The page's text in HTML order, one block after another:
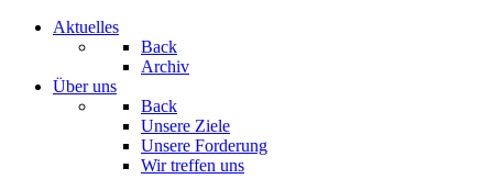
Aktuelles
Back
Archiv
Über uns
Back
Unsere Ziele
Unsere Forderung
Wir treffen uns